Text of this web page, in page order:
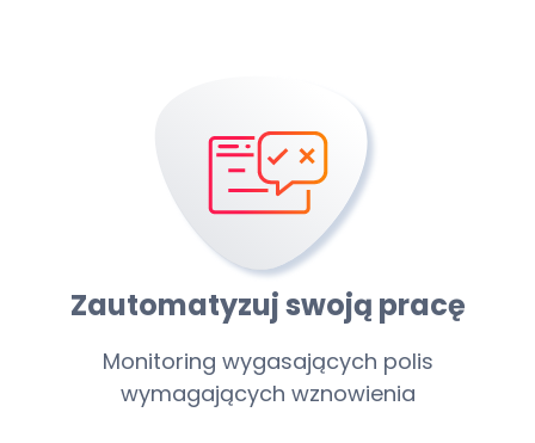
Zautomatyzuj swoją pracę
Monitoring wygasających polis
wymagających wznowienia